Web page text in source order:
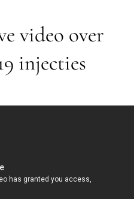
video over
injecties